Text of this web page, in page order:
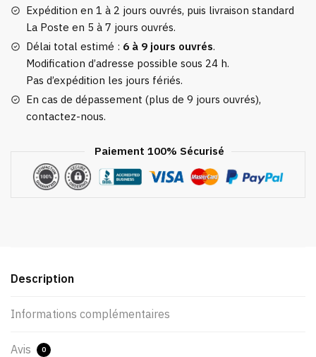
Voyage
Motif
Rayures
Expédition en 1 à 2 jours ouvrés, puis livraison standard
La Poste en 5 à 7 jours ouvrés.
Délai total estimé : 6 à 9 jours ouvrés.
Modification d’adresse possible sous 24 h.
Pas d’expédition les jours fériés.
En cas de dépassement (plus de 9 jours ouvrés),
contactez-nous.
Paiement 100% Sécurisé
Description
Informations complémentaires
Avis 0